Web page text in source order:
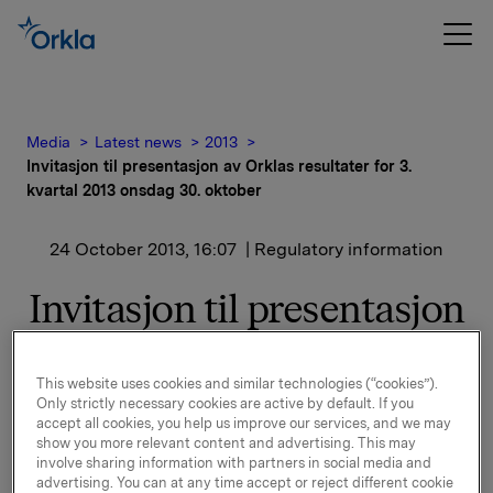
Media Latest news
2013
Invitasjon til presentasjon av Orklas resultater for 3.
kvartal 2013 onsdag 30. oktober
24 October 2013, 16:07 | Regulatory information
Invitasjon til presentasjon
kvartal 2013 onsdag 30.
oktober
This website uses cookies and similar technologies (“cookies”).
Only strictly necessary cookies are active by default. If you
accept all cookies, you help us improve our services, and we may
show you more relevant content and advertising. This may
involve sharing information with partners in social media and
advertising. You can at any time accept or reject different cookie